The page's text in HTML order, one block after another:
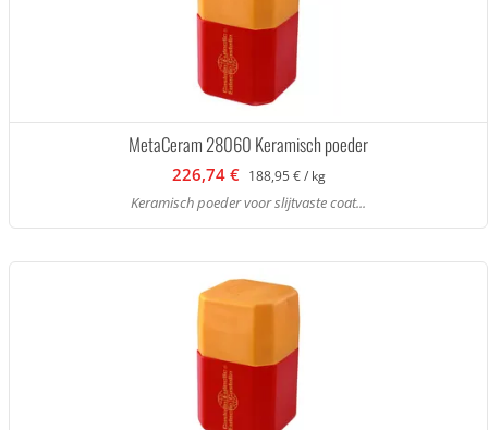
MetaCeram 28060 Keramisch poeder
226,74 € 188,95 € / kg
Keramisch poeder voor slijtvaste coat...